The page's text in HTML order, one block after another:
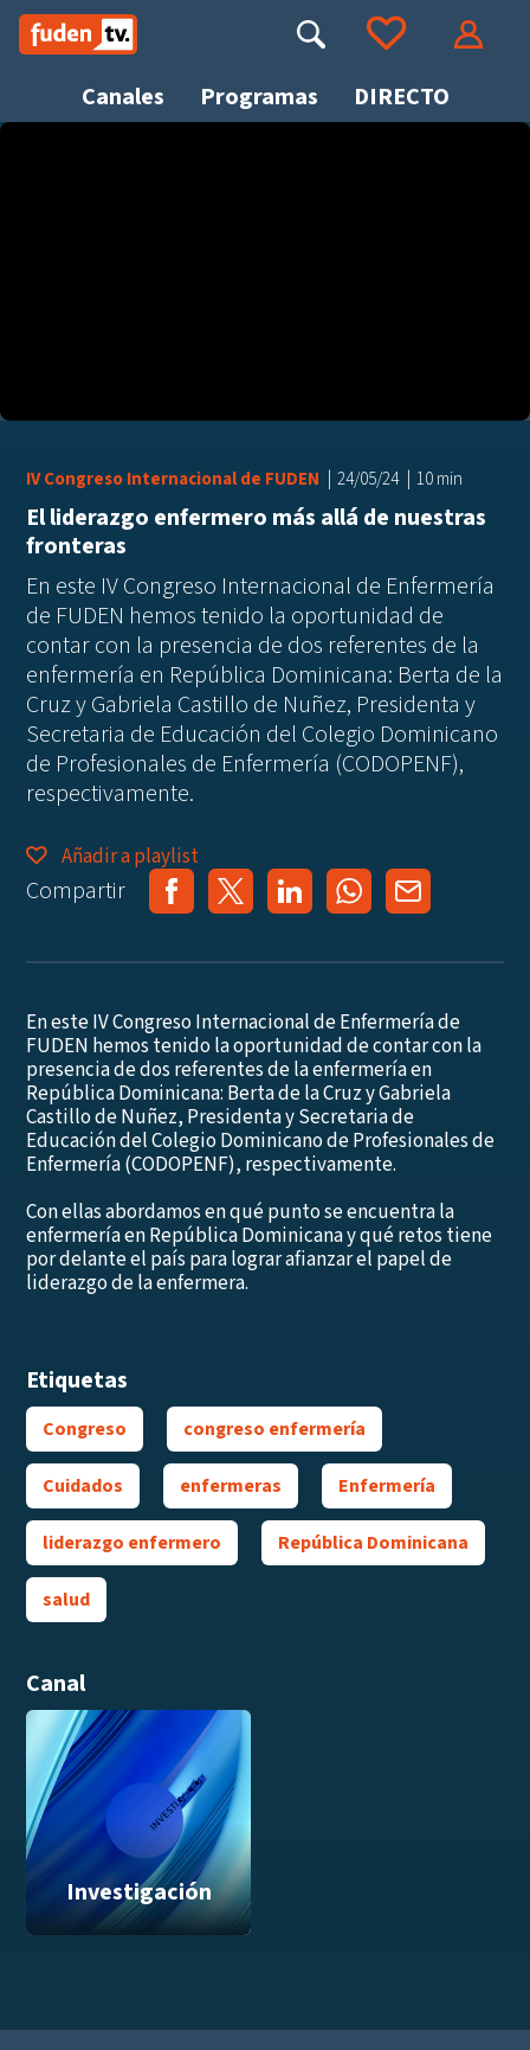
Saltar
contenido
Canales Programas DIRECTO
Buscar Ir a tus favoritos
IV Congreso Internacional de FUDEN 24/05/24 10 min
El liderazgo enfermero más allá de nuestras
fronteras
En este IV Congreso Internacional de Enfermería
de FUDEN hemos tenido la oportunidad de
contar con la presencia de dos referentes de la
enfermería en República Dominicana: Berta de la
CruzyGabriela Castillo de Nuñez, Presidenta y
Secretaria de Educación del Colegio Dominicano
de Profesionales de Enfermería (CODOPENF),
respectivamente.
Añadir a playlist
Compartir
En este IV Congreso Internacional de Enfermería de
FUDEN hemos tenido la oportunidad de contar con la
presencia de dos referentes de la enfermería en
República Dominicana: Berta de la CruzyGabriela
Castillo deNuñez, Presidenta ySecretaria de
Educacióndel Colegio Dominicano de Profesionales de
Enfermería (CODOPENF), respectivamente.
Con ellas abordamos en qué punto se encuentra la
enfermería en República Dominicana y qué retos tiene
por delante el país para lograr afianzar el papel de
liderazgo de la enfermera.
Etiquetas
Congreso congreso enfermería
Cuidados enfermeras Enfermería
liderazgo enfermero República Dominicana
salud
Canal
Investigación